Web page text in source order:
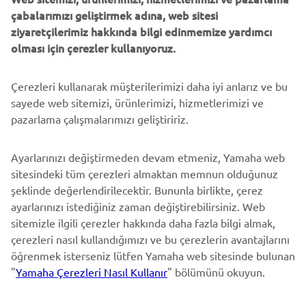
DESTEK
BÜLTEN
En son fırsatları, özel etkinlikleri, yeni çıkan ürünleri ve daha
fazlasını ilk öğrenen siz olun
ABONE OL
Gizlilik Politikamızı okuyarak kişisel verilerinizi nasıl işlediğimizi
öğrenebilirsiniz:
Gizlilik Politikası
çabalarımızı geliştirmek adına, web sitesi
ziyaretçilerimiz hakkında bilgi edinmemize yardımcı
olması için çerezler kullanıyoruz.
Çerezleri kullanarak müşterilerimizi daha iyi anlarız ve bu
sayede web sitemizi, ürünlerimizi, hizmetlerimizi ve
pazarlama çalışmalarımızı geliştiririz.
Ayarlarınızı değiştirmeden devam etmeniz, Yamaha web
sitesindeki tüm çerezleri almaktan memnun olduğunuz
şeklinde değerlendirilecektir. Bununla birlikte, çerez
ayarlarınızı istediğiniz zaman değiştirebilirsiniz. Web
sitemizle ilgili çerezler hakkında daha fazla bilgi almak,
çerezleri nasıl kullandığımızı ve bu çerezlerin avantajlarını
öğrenmek isterseniz lütfen Yamaha web sitesinde bulunan
"Yamaha Çerezleri Nasıl Kullanır" bölümünü okuyun.